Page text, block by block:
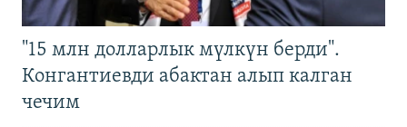
"15 млн долларлык мүлкүн берди".
Конгантиевди абактан алып калган
чечим